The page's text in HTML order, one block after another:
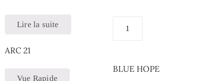
Lire la suite
ARC 21
Vue Rapide
BLUE HOPE